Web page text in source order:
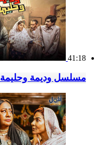
41:18
مسلسل وديمة وحليمة 4 الحلقة 2 الثانية